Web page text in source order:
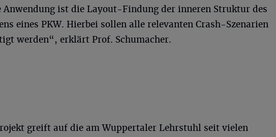
Anwendung ist die Layout-Findung der inneren Struktur des
eines PKW. Hierbei sollen alle relevanten Crash-Szenarien
werden“, erklärt Prof. Schumacher.
greift auf die am Wuppertaler Lehrstuhl seit vielen